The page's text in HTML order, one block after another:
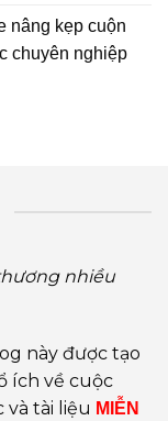
nâng kẹp cuộn
chuyên nghiệp
nhiều
này được tạo
ích về cuộc
tài liệu MIỄN